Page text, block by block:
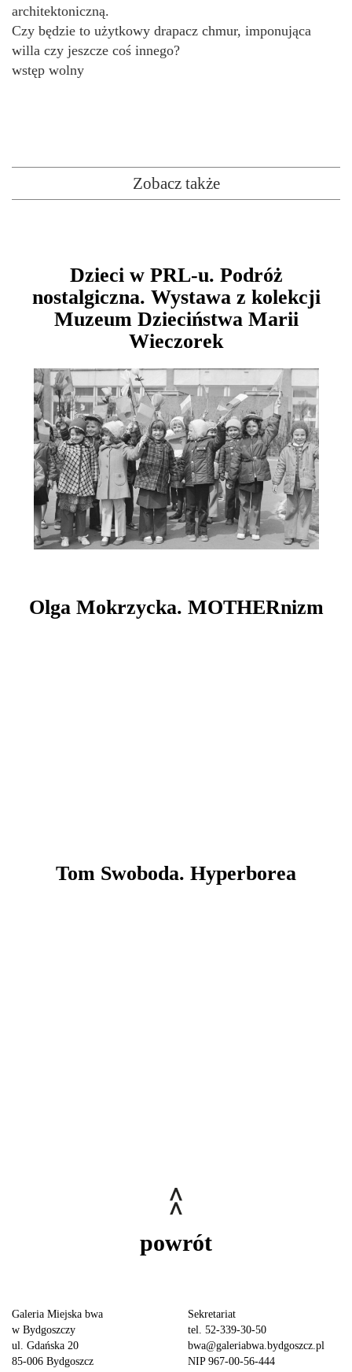
architektoniczną.
Czy będzie to użytkowy drapacz chmur, imponująca
willa czy jeszcze coś innego?
wstęp wolny
Zobacz także
Dzieci w PRL-u. Podróż
nostalgiczna. Wystawa z kolekcji
Muzeum Dzieciństwa Marii
Wieczorek
Olga Mokrzycka. MOTHERnizm
Tom Swoboda. Hyperborea
powrót
Galeria Miejska bwa
w Bydgoszczy
ul. Gdańska 20
85-006 Bydgoszcz
Sekretariat
tel. 52-339-30-50
bwa@galeriabwa.bydgoszcz.pl
NIP 967-00-56-444